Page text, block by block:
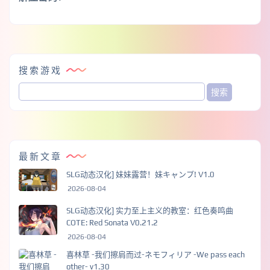
搜索游戏
最新文章
SLG动态汉化] 妹妹露营！妹キャンプ! V1.0
2026-08-04
SLG动态汉化] 实力至上主义的教室：红色奏鸣曲
COTE: Red Sonata V0.21.2
2026-08-04
喜林草 -我们擦肩而过-ネモフィリア -We pass each
other- v1.30